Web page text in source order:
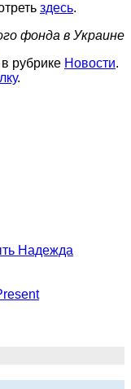
здесь.
фонда в Украине
в рубрике Новости.
.
Надежда